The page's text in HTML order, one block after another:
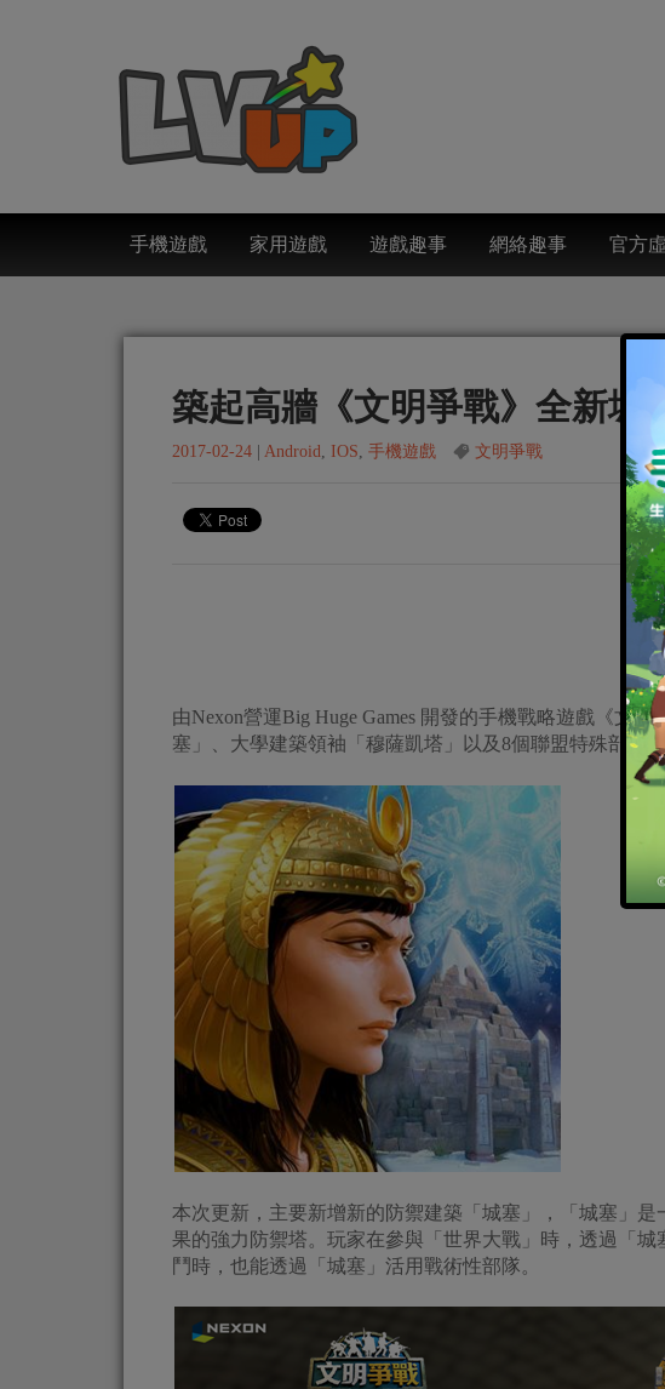
手機遊戲 家用遊戲 遊戲趣事 網絡趣事 官方
築起高牆《文明爭戰》全新城
2017-02-24 Android, IOS, 手機遊戲 文明爭戰
由Nexon營運Big Huge Games 開發的手機戰略遊戲《文明
塞」、大學建築領袖「穆薩凱塔」以及8個聯盟特殊部隊
本次更新，主要新增新的防禦建築「城塞」，「城塞」
果的強力防禦塔。玩家在參與「世界大戰」時，透過「
鬥時，也能透過「城塞」活用戰術性部隊。